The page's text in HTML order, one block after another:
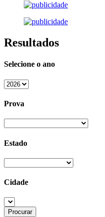
Resultados
Selecione o ano
Prova
Estado
Cidade